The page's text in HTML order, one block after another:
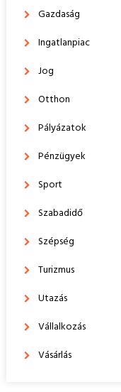
Gazdaság
Ingatlanpiac
Jog
Otthon
Pályázatok
Pénzügyek
Sport
Szabadidő
Szépség
Turizmus
Utazás
Vállalkozás
Vásárlás